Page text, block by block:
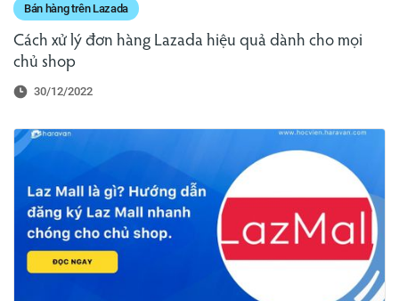
Bán hàng trên Lazada
Cách xử lý đơn hàng Lazada hiệu quả dành cho mọi
chủ shop
30/12/2022